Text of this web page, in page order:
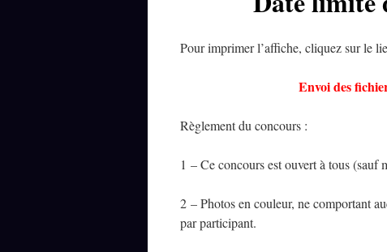
Pour imprimer l’affiche, cliquez sur le
Envoi des
Règlement du concours :
1 – Ce concours est ouvert à tous (sauf
2 – Photos en couleur, ne comportant
par participant.